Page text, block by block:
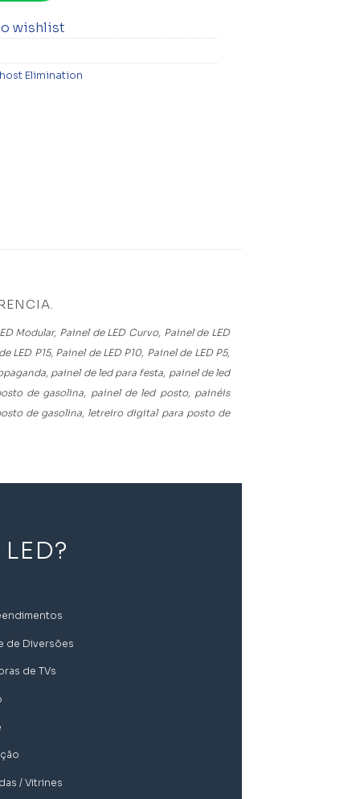
wishlist
Elimination
Modular, Painel de LED Curvo, Painel de LED
P15, Painel de LED P10, Painel de LED P5,
painel de led para festa, painel de led
de gasolina, painel de led posto, painéis
de gasolina, letreiro digital para posto de
de Diversões
de TVs
/ Vitrines